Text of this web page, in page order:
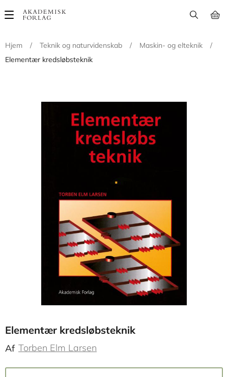
Main
Hjem
/ Teknik og naturvidenskab / Maskin- og elteknik
/
Elementær kredsløbsteknik
Elementær kredsløbsteknik
Af Torben Elm Larsen